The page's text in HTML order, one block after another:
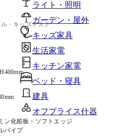
ライト・照明
ガーデン・屋外
キッズ家具
生活家電
キッチン家電
ベッド・寝具
建具
オフプライス什器
・キッズデスク
ン化粧板・ソフトエッジ
パイプ